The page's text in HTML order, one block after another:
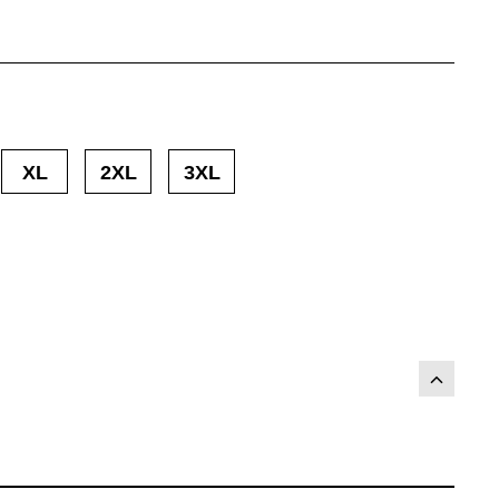
XL 2XL 3XL